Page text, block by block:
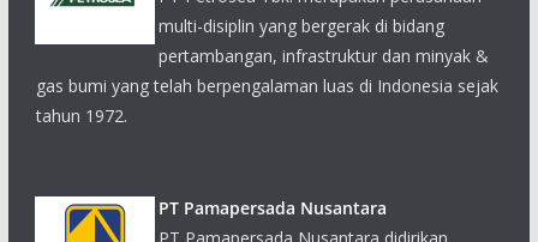
multi-disiplin yang bergerak di bidang
pertambangan, infrastruktur dan minyak &
gas bumi yang telah berpengalaman luas di Indonesia sejak
tahun 1972.
PT Pamapersada Nusantara
PT Pamapersada Nusantara didirikan